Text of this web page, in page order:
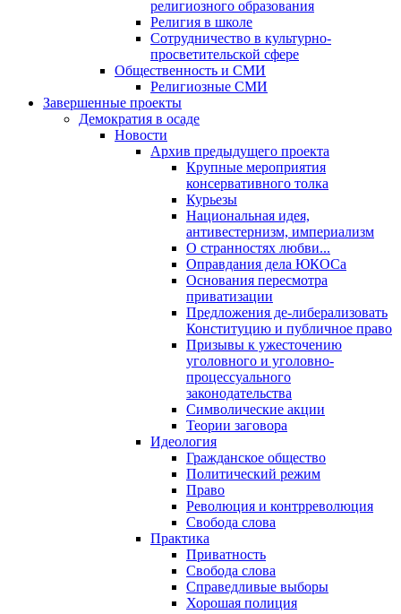
религиозного образования
Религия в школе
Сотрудничество в культурно-
просветительской сфере
Общественность и СМИ
Религиозные СМИ
Завершенные проекты
Демократия в осаде
Новости
Архив предыдущего проекта
Крупные мероприятия
консервативного толка
Курьезы
Национальная идея,
антивестернизм, империализм
О странностях любви...
Оправдания дела ЮКОСа
Основания пересмотра
приватизации
Предложения де-либерализовать
Конституцию и публичное право
Призывы к ужесточению
уголовного и уголовно-
процессуального
законодательства
Символические акции
Теории заговора
Идеология
Гражданское общество
Политический режим
Право
Революция и контрреволюция
Свобода слова
Практика
Приватность
Свобода слова
Справедливые выборы
Хорошая полиция